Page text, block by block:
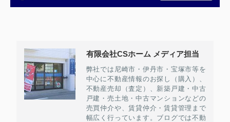
有限会社CSホーム メディア担当
弊社では尼崎市・伊丹市・宝塚市等を
中心に不動産情報のお探し（購入）、
不動産売却（査定）、新築戸建・中古
戸建・売土地・中古マンションなどの
売買仲介や、賃貸仲介・賃貸管理まで
幅広く行っています。ブログでは不動